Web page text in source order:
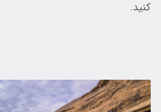
کنید.